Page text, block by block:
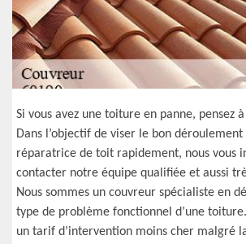
Si vous avez une toiture en panne, pensez
Dans l’objectif de viser le bon
réparatrice de toit rapidement, nous vous
contacter notre équipe qualifiée et aussi
Nous sommes un couvreur spécialiste en
type de problème fonctionnel d’une
un tarif d’intervention moins cher malgré